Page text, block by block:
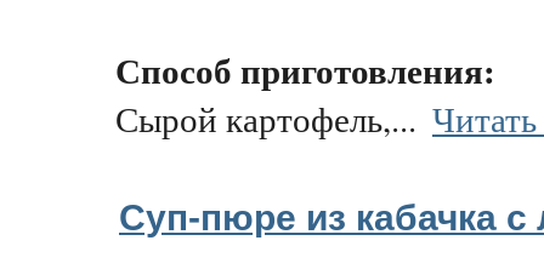
Способ приготовления:
Сырой картофель,...
Суп-пюре из кабачка с